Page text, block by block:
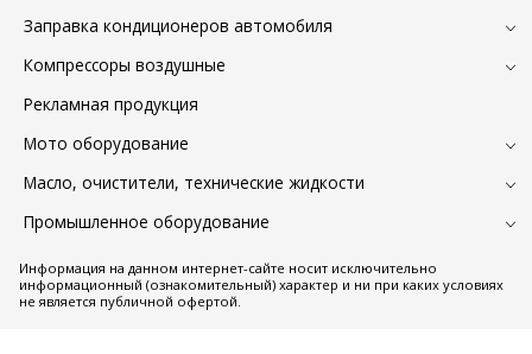
Заправка кондиционеров автомобиля
Компрессоры воздушные
Рекламная продукция
Мото оборудование
Масло, очистители, технические жидкости
Промышленное оборудование
Информация на данном интернет-сайте носит исключительно
информационный (ознакомительный) характер и ни при каких условиях
не является публичной офертой.